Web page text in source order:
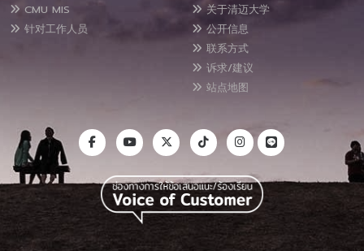
CMU MIS
针对工作人员
关于清迈大学
公开信息
联系方式
诉求/建议
站点地图